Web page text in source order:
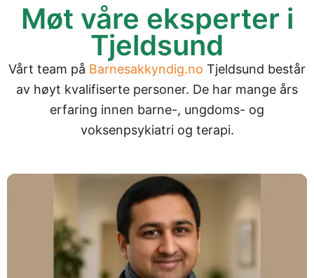
Møt våre eksperter i
Tjeldsund
Vårt team på Barnesakkyndig.no Tjeldsund består
av høyt kvalifiserte personer. De har mange års
erfaring innen barne-, ungdoms- og
voksenpsykiatri og terapi.